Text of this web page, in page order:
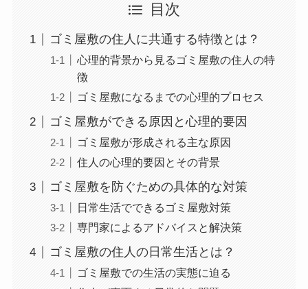
目次
ゴミ屋敷の住人に共通する特徴とは？
心理的背景から見るゴミ屋敷の住人の特
徴
ゴミ屋敷になるまでの心理的プロセス
ゴミ屋敷ができる原因と心理的要因
ゴミ屋敷が形成される主な原因
住人の心理的要因とその背景
ゴミ屋敷を防ぐための具体的な対策
日常生活でできるゴミ屋敷対策
専門家によるアドバイスと解決策
ゴミ屋敷の住人の日常生活とは？
ゴミ屋敷での生活の実態に迫る